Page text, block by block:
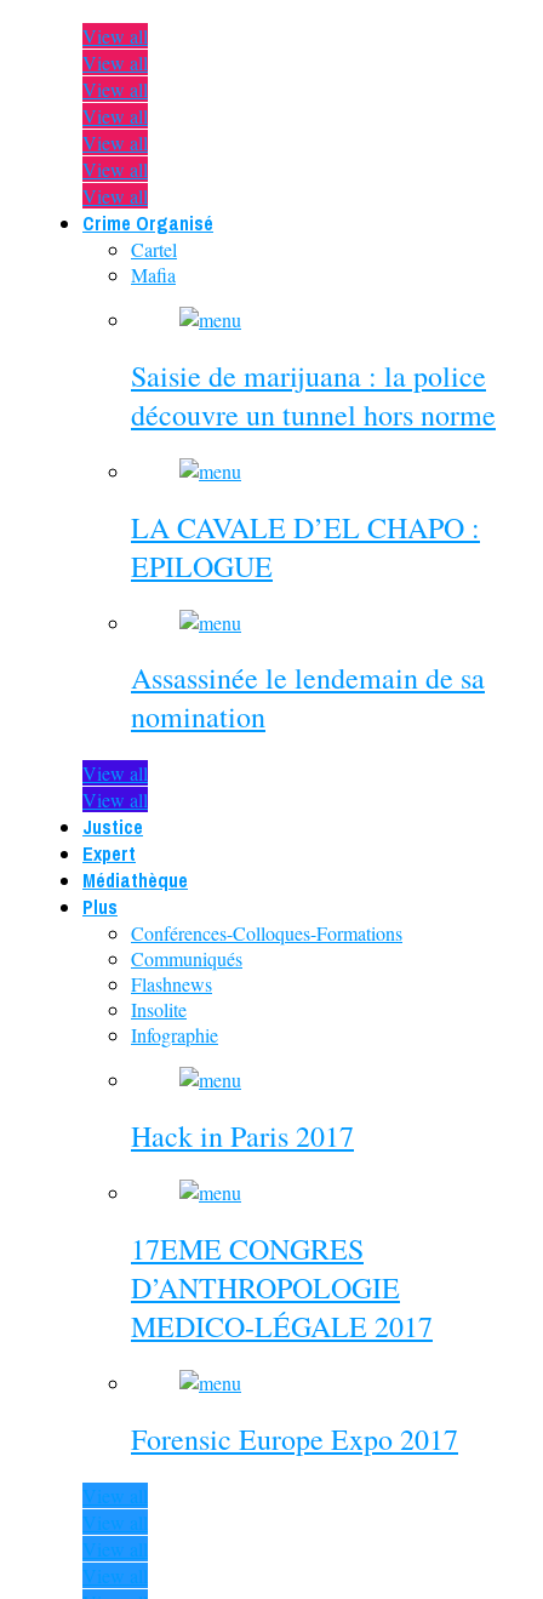
View all
View all
View all
View all
View all
View all
View all
Crime Organisé
Cartel
Mafia
Saisie de marijuana : la police
découvre un tunnel hors norme
LA CAVALE D’EL CHAPO :
EPILOGUE
Assassinée le lendemain de sa
nomination
View all
View all
Justice
Expert
Médiathèque
Plus
Conférences-Colloques-Formations
Communiqués
Flashnews
Insolite
Infographie
Hack in Paris 2017
17EME CONGRES
D’ANTHROPOLOGIE
MEDICO-LÉGALE 2017
Forensic Europe Expo 2017
View all
View all
View all
View all